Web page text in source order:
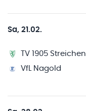
Sa, 21.02.
TV 1905 Streichen
VfL Nagold